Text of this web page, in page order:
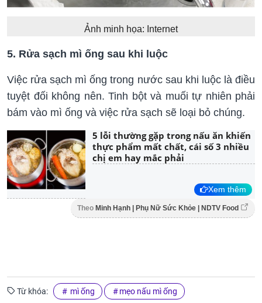
Ảnh minh họa: Internet
5. Rửa sạch mì ống sau khi luộc
Việc rửa sạch mì ống trong nước sau khi luộc là điều
tuyệt đối không nên. Tinh bột và muối tự nhiên phải
bám vào mì ống và việc rửa sạch sẽ loại bỏ chúng.
5 lỗi thường gặp trong nấu ăn khiến
thực phẩm mất chất, cái số 3 nhiều
chị em hay mắc phải
Xem thêm
Theo Minh Hạnh | Phụ Nữ Sức Khỏe | NDTV Food
Từ khóa: mì ống mẹo nấu mì ống